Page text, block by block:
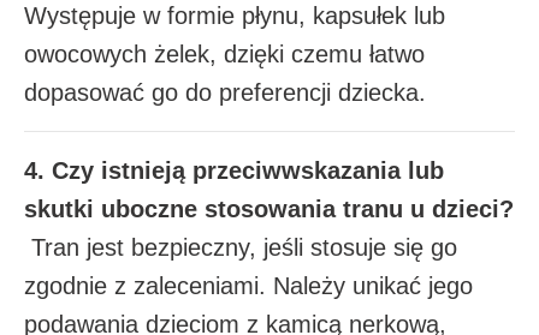
Występuje w formie płynu, kapsułek lub
owocowych żelek, dzięki czemu łatwo
dopasować go do preferencji dziecka.
4. Czy istnieją przeciwwskazania lub
skutki uboczne stosowania tranu u dzieci?
Tran jest bezpieczny, jeśli stosuje się go
zgodnie z zaleceniami. Należy unikać jego
podawania dzieciom z kamicą nerkową,